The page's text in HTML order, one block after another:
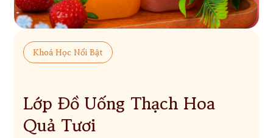
Khoá Học Nổi Bật
Lớp Đồ Uống Thạch Hoa
Quả Tươi